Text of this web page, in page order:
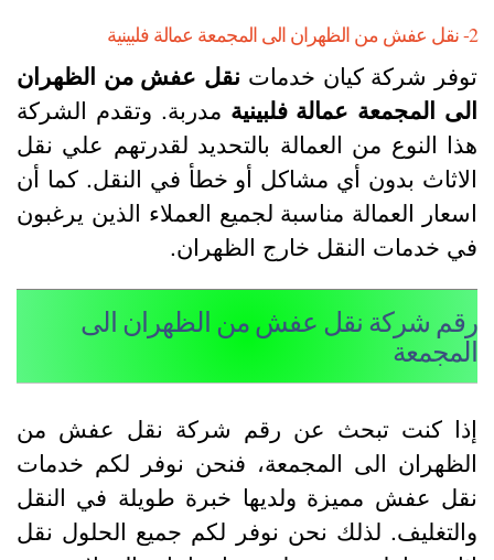
شركة كيان خدماتنقل عفش من الظهران
المجمعة عمالة فلبينيةمدربة. وتقدم الشركة
النوع من العمالة بالتحديد لقدرتهم علي نقل
بدون أي مشاكل أو خطأ في النقل. كما أن
العمالة مناسبة لجميع العملاء الذين يرغبون
خدمات النقل خارج الظهران.
شركة نقل عفش من الظهران الى
كنت تبحث عن رقم شركة نقل عفش من
الى المجمعة، فنحن نوفر لكم خدمات
عفش مميزة ولديها خبرة طويلة في النقل
لذلك نحن نوفر لكم جميع الحلول نقل